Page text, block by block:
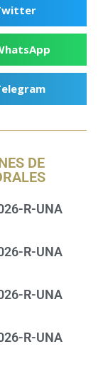
DE
R-UNA
R-UNA
R-UNA
R-UNA